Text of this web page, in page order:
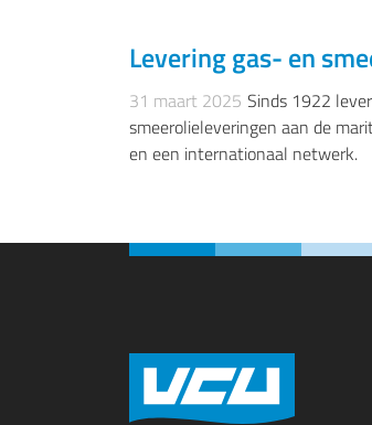
VISSERIJ, BINNEN- DUW EN
ZEEVAART
Levering gas- en
31 maart 2025 Sinds 1922
smeerolieleveringen aan de
en een internationaal netwerk.